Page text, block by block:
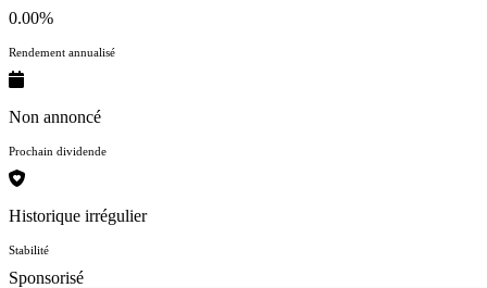
0.00%
Rendement annualisé
Non annoncé
Prochain dividende
Historique irrégulier
Stabilité
Sponsorisé